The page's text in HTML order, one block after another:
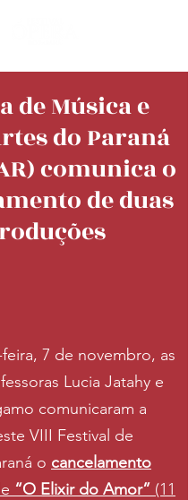
de Música e
do Paraná
comunica o
de duas
7 de novembro, as
Lucia Jatahy e
comunicaram a
VIII Festival de
o cancelamento
“O Elixir do Amor” (11